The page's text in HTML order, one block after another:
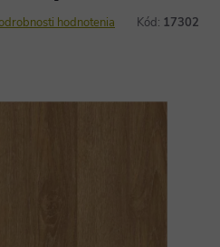
hodnotenia Kód: 17302